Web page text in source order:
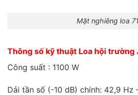
Mặt nghiêng loa
Thông số kỹ thuật Loa hội trường
Công suất : 1100 W
Dải tần số (-10 dB) chính: 42,9 Hz